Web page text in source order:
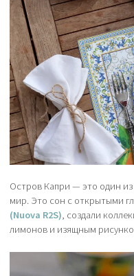
Остров Капри — это один
мир. Это сон с открытыми
(Nuova R2S), создали
лимонов и изящным